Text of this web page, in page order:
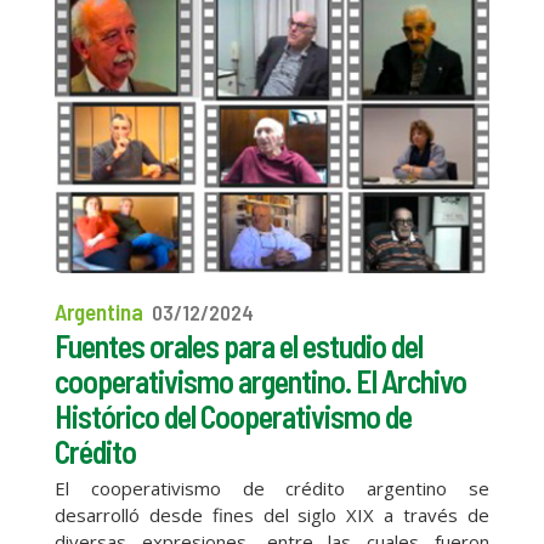
Argentina 03/12/2024
Fuentes orales para el estudio del
cooperativismo argentino. El Archivo
Histórico del Cooperativismo de
Crédito
El cooperativismo de crédito argentino se
desarrolló desde fines del siglo XIX a través de